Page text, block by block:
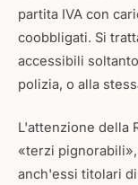
partita IVA con
coobbligati. Si
accessibili
polizia, o alla
L'attenzione della
«terzi
anch'essi titolari